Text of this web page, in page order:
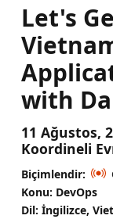
Let's
with
11 Ağustos,
Koordineli
Biçimlendir:
Konu: DevOps
Dil: İngilizce,